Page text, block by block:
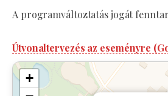
A programváltoztatás jogát
Útvonaltervezés az eseményre
+